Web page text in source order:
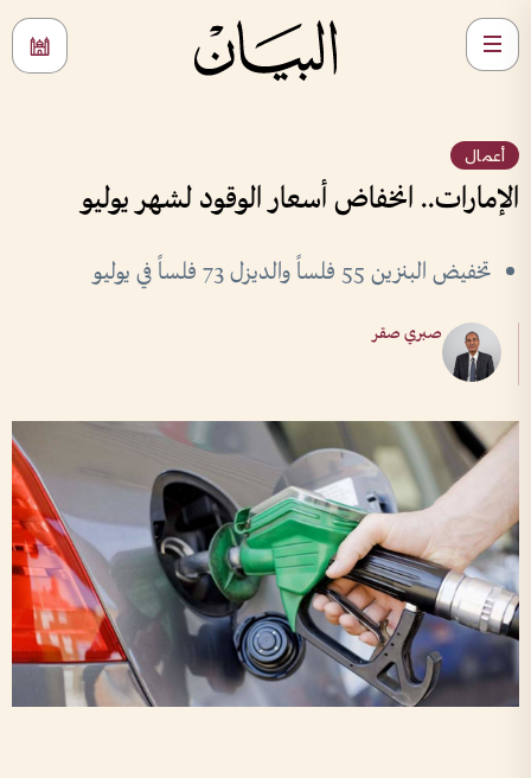
أعمال
الإمارات.. انخفاض أسعار الوقود لشهر يوليو
تخفيض البنزين 55 فلساً والديزل 73 فلساً في يوليو
صبري صقر